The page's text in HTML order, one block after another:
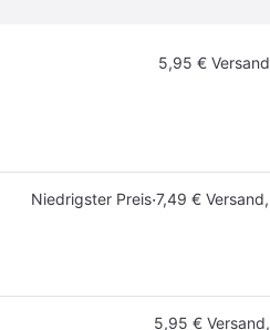
5,95 € Versand
Niedrigster Preis·7,49 € Versand,
5,95 € Versand,